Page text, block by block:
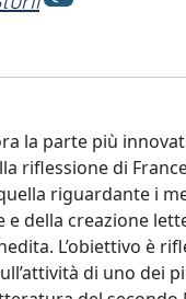
la parte più
riflessione di
riguardante i
e della creazione
L’obiettivo è
di uno dei